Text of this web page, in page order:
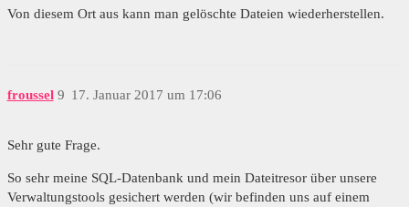
Von diesem Ort aus kann man gelöschte Dateien wiederherstellen.
froussel 17. Januar 2017 um 17:06
9
Sehr gute Frage.
So sehr meine SQL-Datenbank und mein Dateitresor über unsere
Verwaltungstools gesichert werden (wir befinden uns auf einem